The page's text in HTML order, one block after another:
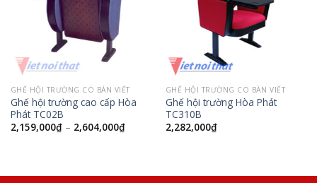
GHẾ HỘI TRƯỜNG CÓ BÀN VIẾT
Ghế hội trường cao cấp Hòa
Phát TC02B
2,159,000₫– 2,604,000₫
GHẾ HỘI TRƯỜNG CÓ BÀN VIẾT
Ghế hội trường Hòa Phát
TC310B
2,282,000₫